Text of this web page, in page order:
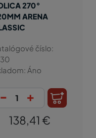
270°
ARENA
číslo:
Áno
- +
138,41 €